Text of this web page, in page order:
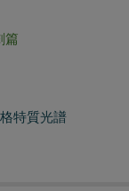
篇
特質光譜